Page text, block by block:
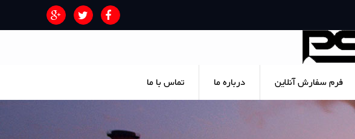
فرم سفارش آنلاین درباره ما تماس با ما